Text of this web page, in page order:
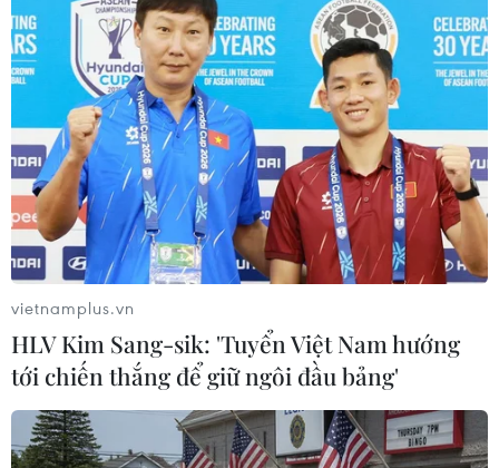
Tảo đặc quánh góc hồ Gươm, khu vực tập trung nhiều là góc
hồ trước cửa số nhà 47-49 đường Đinh Tiên Hoàng, quận Hoàn
Kiếm. (Ảnh: Mạnh Khánh/TTXVN)
(TTXVN/Vietnam+)
vietnamplus.vn
HLV Kim Sang-sik: 'Tuyển Việt Nam hướng
tới chiến thắng để giữ ngôi đầu bảng'